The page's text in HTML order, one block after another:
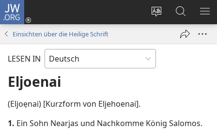
JW.ORG
Websitesprache
ändern
Anmelden
(öffnet
Suche
Einsichten über die Heilige Schrift
LESEN IN
Eljoenai
(Eljoẹnai) [Kurzform von Eljehoenai].
1. Ein Sohn Nearjas und Nachkomme König Salomos.